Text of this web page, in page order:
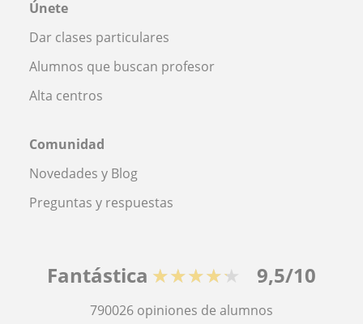
Únete
Dar clases particulares
Alumnos que buscan profesor
Alta centros
Comunidad
Novedades y Blog
Preguntas y respuestas
Fantástica ★★★★★ 9,5/10
790026 opiniones de alumnos